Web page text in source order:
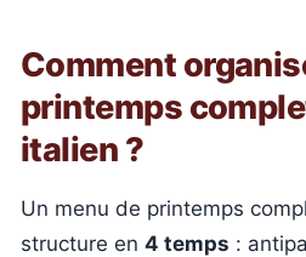
Comment
printemps
italien ?
Un menu de printemps
structure en 4 temps :